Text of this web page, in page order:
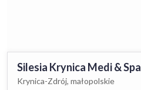
Silesia Krynica Medi & Spa
Krynica-Zdrój, małopolskie